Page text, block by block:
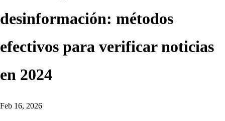
desinformación: métodos
efectivos para verificar noticias
en 2024
Feb 16, 2026